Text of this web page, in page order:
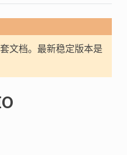
文档。最新稳定版本是